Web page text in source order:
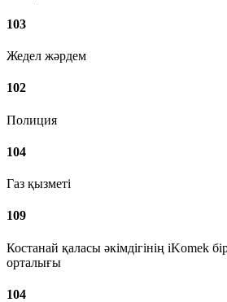
103
Жедел жәрдем
102
Полиция
104
Газ қызметі
109
Костанай қаласы әкімдігінің iKomek
орталығы
104